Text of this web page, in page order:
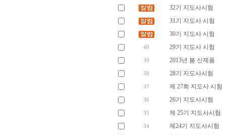
32기 지도사시험
31기 지도사 시험
30기 지도사 시험
40 29기 지도사 시험
39 2013년 봄 신제품
38 28기 지도사시험
37 제 27회 지도사 시험
36 26기 지도사시험
35 제 25기 지도사시험
34 제24기 지도사시험